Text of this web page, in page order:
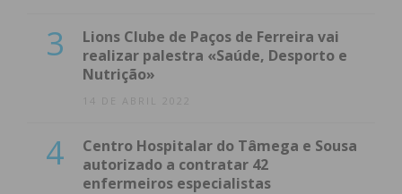
3
Lions Clube de Paços de Ferreira vai
realizar palestra «Saúde, Desporto e
Nutrição»
14 DE ABRIL 2022
4
Centro Hospitalar do Tâmega e Sousa
autorizado a contratar 42
enfermeiros especialistas